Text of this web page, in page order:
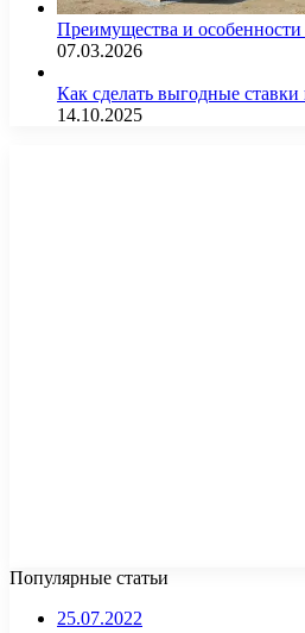
Преимущества и
07.03.2026
Как сделать выгодные
14.10.2025
Популярные статьи
25.07.2022